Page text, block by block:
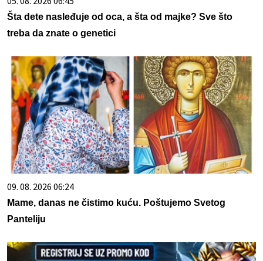
Šta dete nasleđuje od oca, a šta od majke? Sve što
treba da znate o genetici
09. 08. 2026 06:24
Mame, danas ne čistimo kuću. Poštujemo Svetog
Panteliju